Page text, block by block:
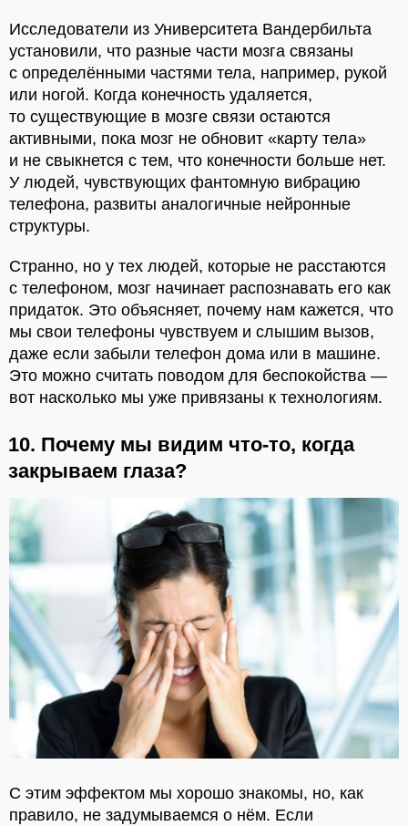
Исследователи из Университета Вандербильта
установили, что разные части мозга связаны
с определёнными частями тела, например, рукой
или ногой. Когда конечность удаляется,
то существующие в мозге связи остаются
активными, пока мозг не обновит «карту тела»
и не свыкнется с тем, что конечности больше нет.
У людей, чувствующих фантомную вибрацию
телефона, развиты аналогичные нейронные
структуры.
Странно, но у тех людей, которые не расстаются
с телефоном, мозг начинает распознавать его как
придаток. Это объясняет, почему нам кажется, что
мы свои телефоны чувствуем и слышим вызов,
даже если забыли телефон дома или в машине.
Это можно считать поводом для беспокойства —
вот насколько мы уже привязаны к технологиям.
10. Почему мы видим что-то, когда
закрываем глаза?
С этим эффектом мы хорошо знакомы, но, как
правило, не задумываемся о нём. Если